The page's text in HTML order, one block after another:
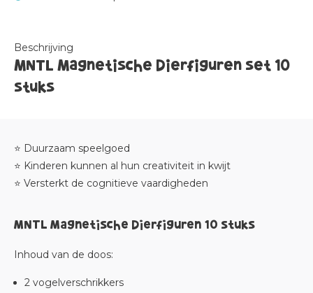
Beschrijving
MNTL Magnetische Dierfiguren set 10
stuks
⭐ Duurzaam speelgoed
⭐ Kinderen kunnen al hun creativiteit in kwijt
⭐ Versterkt de cognitieve vaardigheden
MNTL Magnetische Dierfiguren 10 stuks
Inhoud van de doos:
2 vogelverschrikkers